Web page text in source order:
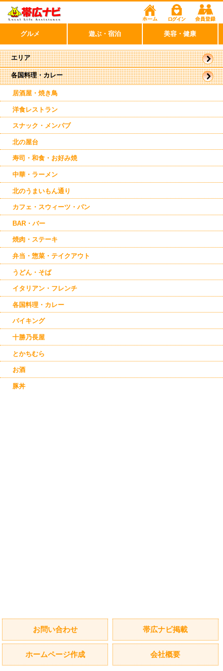
各国料理・カレー
居酒屋・焼き鳥
洋食レストラン
スナック・メンパブ
北の屋台
寿司・和食・お好み焼
中華・ラーメン
北のうまいもん通り
カフェ・スウィーツ・パン
BAR・バー
焼肉・ステーキ
弁当・惣菜・テイクアウト
うどん・そば
イタリアン・フレンチ
各国料理・カレー
バイキング
十勝乃長屋
とかちむら
お酒
豚丼
エリア
帯広市
駅周辺
西帯広
音更
グルメ 遊ぶ・宿泊 美容・健康
お問い合わせ 帯広ナビ掲載
ホームページ作成 会社概要